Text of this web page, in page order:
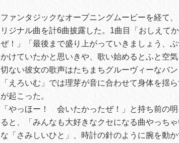
ファンタジックなオープニングムービーを経て
リジナル曲を計6曲披露した。1曲目「おしえて
ぜ！」「最後まで盛り上がっていきましょう、
かけていたかと思いきや、歌い始めるとふと空
切ない彼女の歌声はたちまちグルーヴィーなバ
「えろいむ」では理芽が音に合わせて身体を揺
が起こった。
「やっほー！ 会いたかったぜ！」と持ち前の
ると、「みんなも大好きなクセになる曲やっち
な「さみしいひと」、時計の針のように腕を動